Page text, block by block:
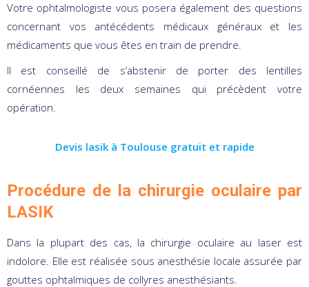
Votre ophtalmologiste vous posera également des questions
concernant vos antécédents médicaux généraux et les
médicaments que vous êtes en train de prendre.
Il est conseillé de s’abstenir de porter des lentilles
cornéennes les deux semaines qui précèdent votre
opération.
Devis lasik à Toulouse gratuit et rapide
Procédure de la chirurgie oculaire par
LASIK
Dans la plupart des cas, la chirurgie oculaire au laser est
indolore. Elle est réalisée sous anesthésie locale assurée par
gouttes ophtalmiques de collyres anesthésiants.